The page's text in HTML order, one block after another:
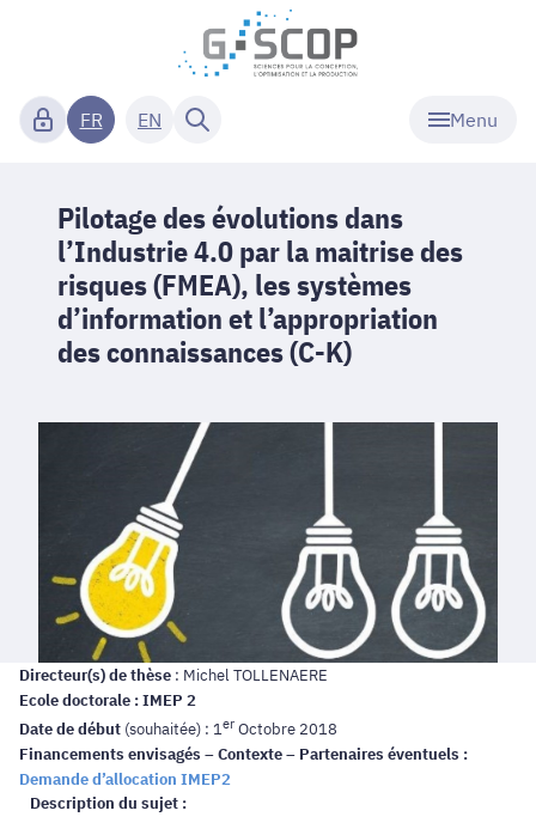
Menu
FR EN
Pilotage des évolutions dans
l’Industrie 4.0 par la maitrise des
risques (FMEA), les systèmes
d’information et l’appropriation
des connaissances (C-K)
Directeur(s) de thèse : Michel TOLLENAERE
Ecole doctorale : IMEP 2
Date de début (souhaitée) : 1er Octobre 2018
Financements envisagés – Contexte – Partenaires éventuels :
Demande d’allocation IMEP2
Description du sujet :